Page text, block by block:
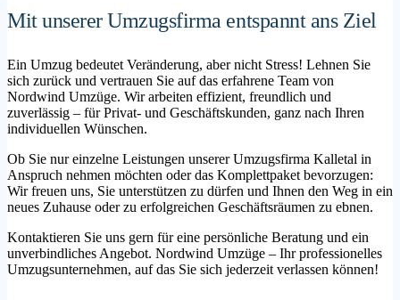
Mit unserer Umzugsfirma entspannt ans Ziel
Ein Umzug bedeutet Veränderung, aber nicht Stress! Lehnen Sie
sich zurück und vertrauen Sie auf das erfahrene Team von
Nordwind Umzüge. Wir arbeiten effizient, freundlich und
zuverlässig – für Privat- und Geschäftskunden, ganz nach Ihren
individuellen Wünschen.
Ob Sie nur einzelne Leistungen unserer Umzugsfirma Kalletal in
Anspruch nehmen möchten oder das Komplettpaket bevorzugen:
Wir freuen uns, Sie unterstützen zu dürfen und Ihnen den Weg in ein
neues Zuhause oder zu erfolgreichen Geschäftsräumen zu ebnen.
Kontaktieren Sie uns gern für eine persönliche Beratung und ein
unverbindliches Angebot. Nordwind Umzüge – Ihr professionelles
Umzugsunternehmen, auf das Sie sich jederzeit verlassen können!